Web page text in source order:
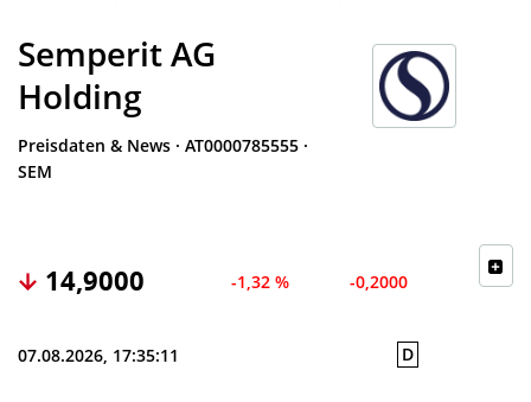
Semperit AG
Holding
Preisdaten & News · AT0000785555 ·
SEM
14,9000 -1,32 % -0,2000
07.08.2026, 17:35:11 D